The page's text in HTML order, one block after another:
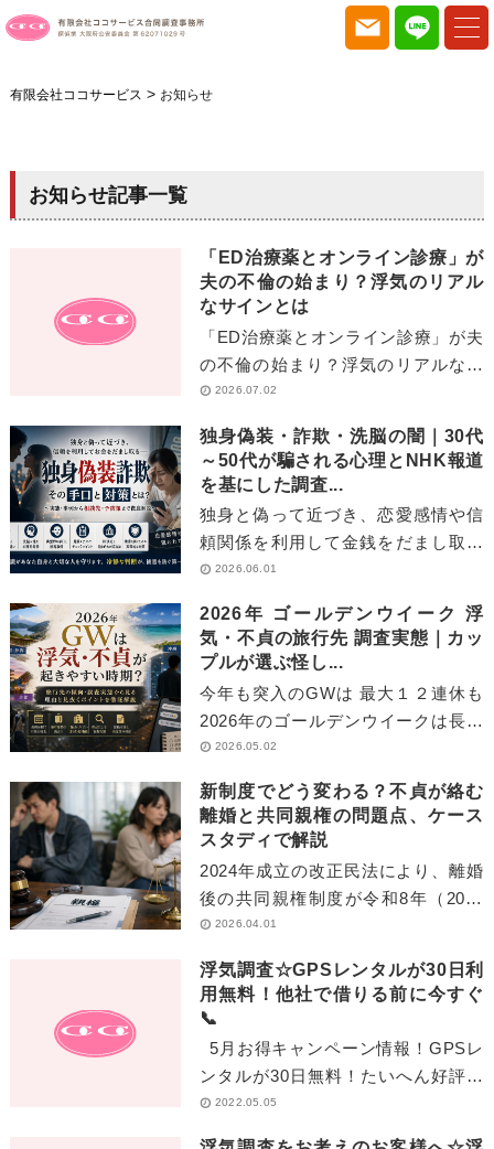
有限会社ココサービス > お知らせ
お知らせ記事一覧
「ED治療薬とオンライン診療」が
夫の不倫の始まり？浮気のリアル
なサインとは
「ED治療薬とオンライン診療」が夫
の不倫の始まり？浮気のリアルなサ
インとは 「ED治療薬をオンライン
始まりでは？」[…]
2026.07.02
独身偽装・詐欺・洗脳の闇｜30代
～50代が騙される心理とNHK報道
を基にした調査...
独身と偽って近づき、恋愛感情や信
頼関係を利用して金銭をだまし取る
「独身偽装詐欺」は、近年30代〜50
本記事では、NHK報[…]
2026.06.01
2026年 ゴールデンウイーク 浮
気・不貞の旅行先 調査実態｜カッ
プルが選ぶ怪し...
今年も突入のGWは 最大１２連休も
2026年のゴールデンウイークは長期
休暇による行動の変化や旅行需要の
すい時期といわれて[…]
2026.05.02
新制度でどう変わる？不貞が絡む
離婚と共同親権の問題点、ケース
スタディで解説
2024年成立の改正民法により、離婚
後の共同親権制度が令和8年（2026
年）4月1日から施行されます。不貞
用され、どんな影響があ[…]
2026.04.01
浮気調査☆GPSレンタルが30日利
用無料！他社で借りる前に今すぐ
📞
5月お得キャンペーン情報！GPSレ
ンタルが30日無料！たいへん好評の
GPSレンタル無料キャンペーンです
2022.05.05